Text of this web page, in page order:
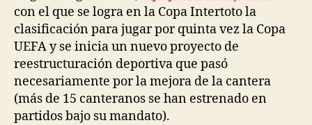
con el que se logra en la Copa Intertoto la
clasificación para jugar por quinta vez la Copa
UEFA y se inicia un nuevo proyecto de
reestructuración deportiva que pasó
necesariamente por la mejora de la cantera
(más de 15 canteranos se han estrenado en
partidos bajo su mandato).